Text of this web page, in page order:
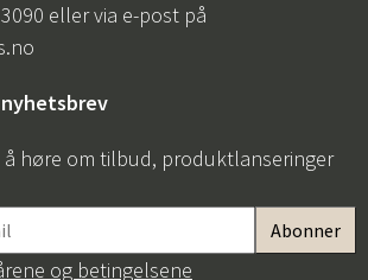
eller via e-post på
høre om tilbud, produktlanseringer
og betingelsene